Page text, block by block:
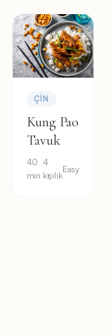
ÇIN
Kung Pao
Tavuk
40
min
4
kişilik
Easy